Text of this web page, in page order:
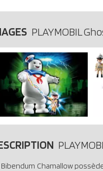
PLAYMOBIL
Bibendum Chamallow